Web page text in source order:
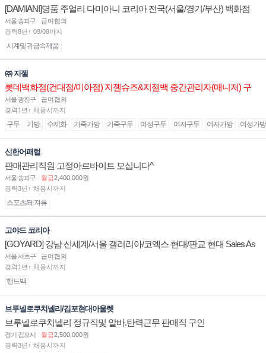
[DAMIANI]명품 주얼리 다미아니 코리아 전국(서울/경기/부산) 백화점
부점장/판매사원 채용
서울 송파구
급여협의
경력8년↑ 09/08까지
시계및귀금속제품
㈜ 지젤
롯데백화점(건대점/미아점) 지젤슈즈&지젤백 중간관리자(매니저) 구
인합니다
서울 광진구
급여협의
경력1년↑ 채용시까지
구두 가방 수제화 가죽가방 가죽구두 여성구두 여자구두 여자가방 여성가방
신한어패럴
판매관리직원 고정아르바이트 모십니다^
서울 송파구 월급2,400,000원
경력3년↑ 채용시까지
스포츠/레져류
고야드 코리아
[GOYARD] 강남 신세계/서울 갤러리아/코엑스 현대/판교 현대 Sales As
sociate 채용
서울 서초구
급여협의
경력1년↑ 채용시까지
핸드백
브루넬로쿠치넬리/김포현대아울렛
브루넬로쿠치넬리 정규직및 알바.탄력근무 판매직 구인
경기 김포시 월급2,500,000원
경력3년↑ 채용시까지